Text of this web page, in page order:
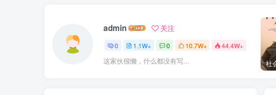
admin 关注
0 1.1W+ 0 10.7W+ 44.4W+
这家伙很懒，什么都没有写...